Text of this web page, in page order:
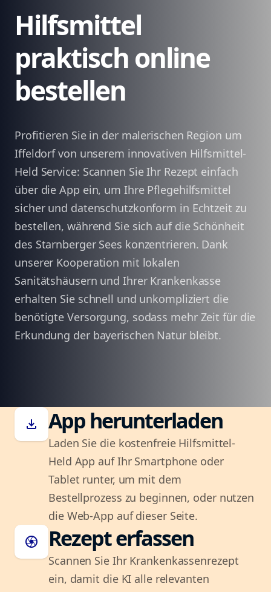
Hilfsmittel
praktisch online
bestellen
Profitieren Sie in der malerischen Region um
Iffeldorf von unserem innovativen Hilfsmittel-
Held Service: Scannen Sie Ihr Rezept einfach
über die App ein, um Ihre Pflegehilfsmittel
sicher und datenschutzkonform in Echtzeit zu
bestellen, während Sie sich auf die Schönheit
des Starnberger Sees konzentrieren. Dank
unserer Kooperation mit lokalen
Sanitätshäusern und Ihrer Krankenkasse
erhalten Sie schnell und unkompliziert die
benötigte Versorgung, sodass mehr Zeit für die
Erkundung der bayerischen Natur bleibt.
download App herunterladen
Laden Sie die kostenfreie Hilfsmittel-
Held App auf Ihr Smartphone oder
Tablet runter, um mit dem
Bestellprozess zu beginnen, oder nutzen
die Web-App auf dieser Seite.
camera Rezept erfassen
Scannen Sie Ihr Krankenkassenrezept
ein, damit die KI alle relevanten